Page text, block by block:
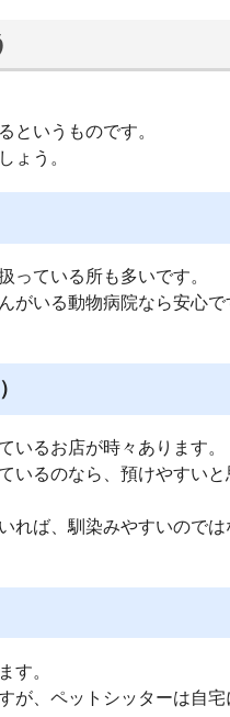
というものです。
ょう。
っている所も多いです。
がいる動物病院なら安心で
いるお店が時々あります。
いるのなら、預けやすいと
れば、馴染みやすいのでは
す。
が、ペットシッターは自宅